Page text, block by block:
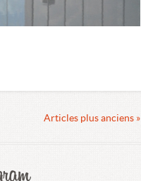
Articles plus anciens »